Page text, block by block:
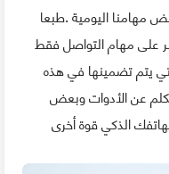
مهامنا اليومية .طبعا
على مهام التواصل فقط
يتم تضمينها في هذه
عن الأدوات وبعض
الذكي قوة أخرى